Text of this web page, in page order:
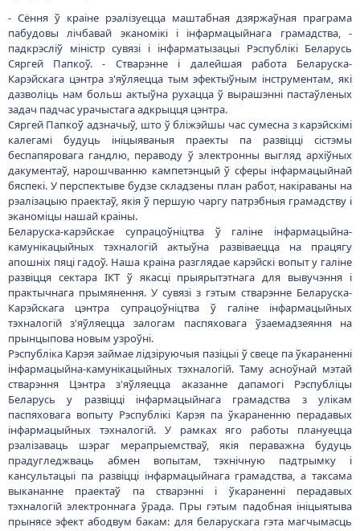
- Сёння ў краіне рэалізуецца маштабная дзяржаўная праграма
пабудовы лічбавай эканомікі і інфармацыйнага грамадства, -
падкрэсліў міністр сувязі і інфарматызацыі Рэспублікі Беларусь
Сяргей Папкоў. - Стварэнне і далейшая работа Беларуска-
Карэйскага цэнтра з'яўляецца тым эфектыўным інструментам, які
дазволіць нам больш актыўна рухацца ў вырашэнні пастаўленых
задач падчас урачыстага адкрыцця цэнтра.
Сяргей Папкоў адзначыў, што ў бліжэйшы час сумесна з карэйскімі
калегамі будуць ініцыяваныя праекты па развіцці сістэмы
беспапяровага гандлю, пераводу ў электронны выгляд архіўных
дакументаў, нарошчванню кампетэнцый ў сферы інфармацыйнай
бяспекі. У перспектыве будзе складзены план работ, накіраваны на
рэалізацыю праектаў, якія ў першую чаргу патрэбныя грамадству і
эканоміцы нашай краіны.
Беларуска-карэйскае супрацоўніцтва ў галіне інфармацыйна-
камунікацыйных тэхналогій актыўна развіваецца на працягу
апошніх пяці гадоў. Наша краіна разглядае карэйскі вопыт у галіне
развіцця сектара ІКТ ў якасці прыярытэтнага для вывучэння і
практычнага прымянення. У сувязі з гэтым стварэнне Беларуска-
Карэйскага цэнтра супрацоўніцтва ў галіне інфармацыйных
тэхналогій з'яўляецца залогам паспяховага ўзаемадзеяння на
прынцыпова новым узроўні.
Рэспубліка Карэя займае лідзіруючыя пазіцыі ў свеце па ўкараненні
інфармацыйна-камунікацыйных тэхналогій. Таму асноўнай мэтай
стварэння Цэнтра з'яўляецца аказанне дапамогі Рэспубліцы
Беларусь у развіцці інфармацыйнага грамадства з улікам
паспяховага вопыту Рэспублікі Карэя па ўкараненню перадавых
інфармацыйных тэхналогій. У рамках яго работы плануецца
рэалізаваць шэраг мерапрыемстваў, якія пераважна будуць
прадугледжваць абмен вопытам, тэхнічную падтрымку і
кансультацыі па развіцці інфармацыйнага грамадства, а таксама
выкананне праектаў па стварэнні і ўкараненні перадавых
тэхналогій электроннага ўрада. Пры гэтым падобная ініцыятыва
прынясе эфект абодвум бакам: для беларускага гэта магчымасць